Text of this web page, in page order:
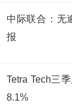
中际联合：无
报
Tetra Tech三
8.1%